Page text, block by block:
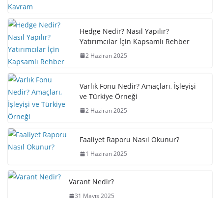
Hedge Nedir? Nasıl Yapılır?
Yatırımcılar İçin Kapsamlı Rehber
2 Haziran 2025
Varlık Fonu Nedir? Amaçları, İşleyişi
ve Türkiye Örneği
2 Haziran 2025
Faaliyet Raporu Nasıl Okunur?
1 Haziran 2025
Varant Nedir?
31 Mayıs 2025